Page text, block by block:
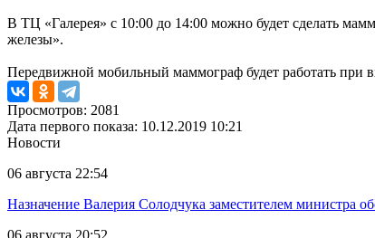
В ТЦ «Галерея» с 10:00 до 14:00 можно будет сделать
железы».
Передвижной мобильный маммограф будет работать при
Просмотров: 2081
Дата первого показа: 10.12.2019 10:21
Новости
06 августа 22:54
Назначение Валерия Солодчука заместителем министра